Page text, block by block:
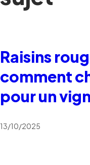
Raisins
comment
pour un
13/10/2025